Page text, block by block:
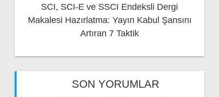
SCI, SCI-E ve SSCI Endeksli Dergi
Makalesi Hazırlatma: Yayın Kabul Şansını
Artıran 7 Taktik
SON YORUMLAR